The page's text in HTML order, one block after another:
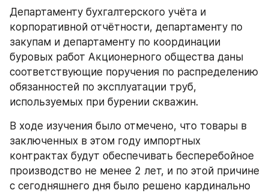
Департаменту бухгалтерского учёта и
корпоративной отчётности, департаменту по
закупам и департаменту по координации
буровых работ Акционерного общества даны
соответствующие поручения по распределению
обязанностей по эксплуатации труб,
используемых при бурении скважин.
В ходе изучения было отмечено, что товары в
заключенных в этом году импортных
контрактах будут обеспечивать бесперебойное
производство не менее 2 лет, и по этой причине
с сегодняшнего дня было решено кардинально